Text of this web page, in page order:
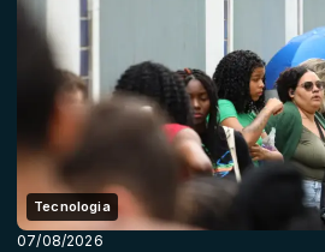
Tecnologia
07/08/2026